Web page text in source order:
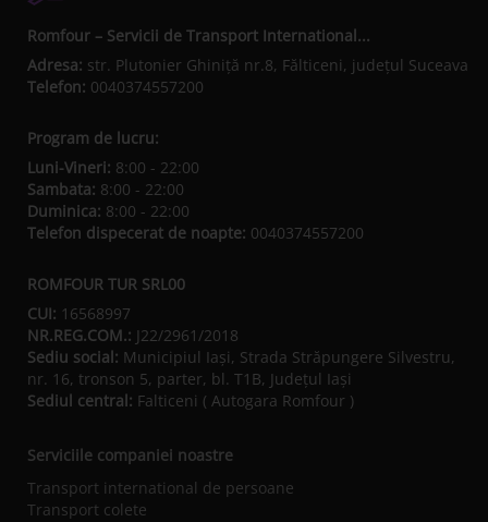
Romfour – Servicii de Transport International...
Adresa: str. Plutonier Ghiniţă nr.8, Fălticeni, judeţul Suceava
Telefon: 0040374557200
Program de lucru:
Luni-Vineri: 8:00 - 22:00
Sambata: 8:00 - 22:00
Duminica: 8:00 - 22:00
Telefon dispecerat de noapte: 0040374557200
ROMFOUR TUR SRL00
CUI: 16568997
NR.REG.COM.: J22/2961/2018
Sediu social: Municipiul Iaşi, Strada Străpungere Silvestru,
nr. 16, tronson 5, parter, bl. T1B, Județul Iaşi
Sediul central: Falticeni ( Autogara Romfour )
Serviciile companiei noastre
Transport international de persoane
Transport colete